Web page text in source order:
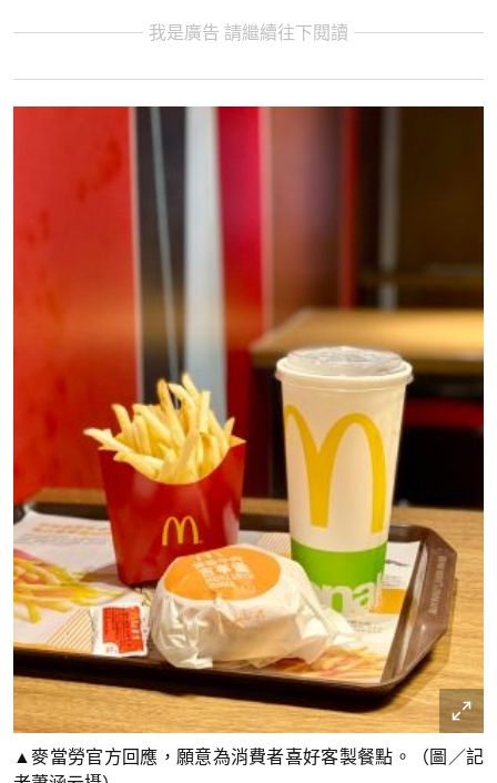
我是廣告 請繼續往下閱讀
▲麥當勞官方回應，願意為消費者喜好客製餐點。（圖／記